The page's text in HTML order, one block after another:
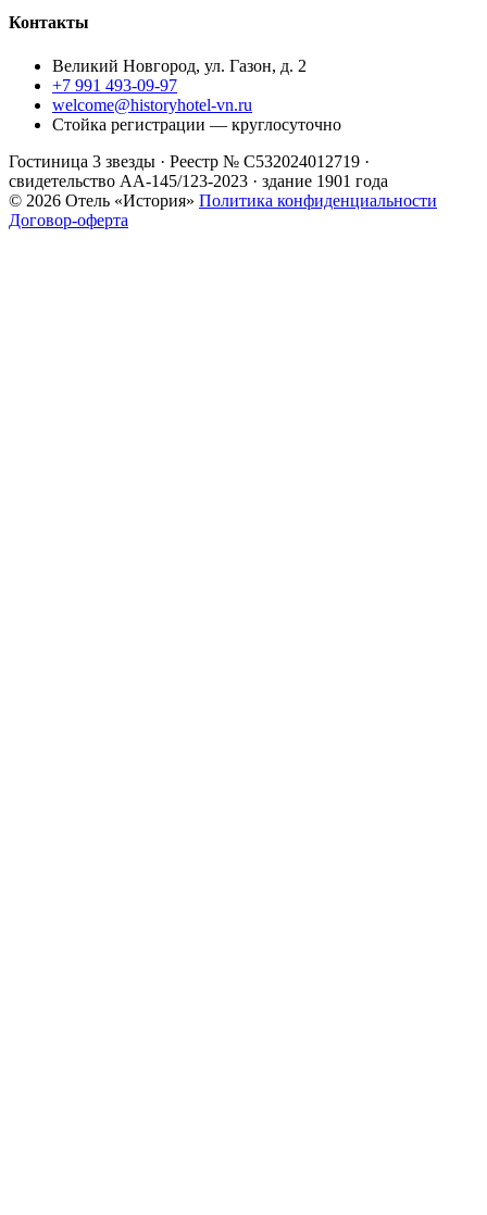
Контакты
Великий Новгород, ул. Газон, д. 2
+7 991 493-09-97
welcome@historyhotel-vn.ru
Стойка регистрации — круглосуточно
Гостиница 3 звезды · Реестр № С532024012719 ·
свидетельство АА-145/123-2023 · здание 1901 года
© 2026 Отель «История» Политика конфиденциальности
Договор-оферта